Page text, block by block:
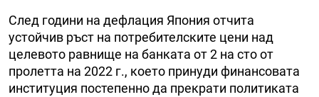
След години на дефлация Япония отчита
устойчив ръст на потребителските цени над
целевото равнище на банката от 2 на сто от
пролетта на 2022 г., което принуди финансовата
институция постепенно да прекрати политиката